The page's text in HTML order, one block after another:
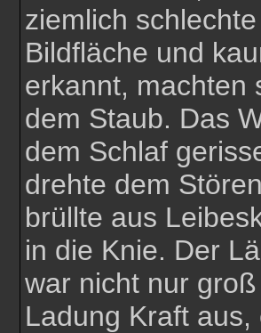
ziemlich
Bildfläche und
erkannt, machten
dem Staub. Das
dem Schlaf
drehte dem
brüllte aus
in die Knie. Der
war nicht nur
Ladung Kraft